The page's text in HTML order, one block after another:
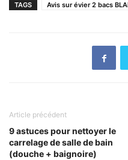
TAGS Avis sur évier 2 bacs
Article précédent
9 astuces pour nettoyer le
carrelage de salle de bain
(douche + baignoire)